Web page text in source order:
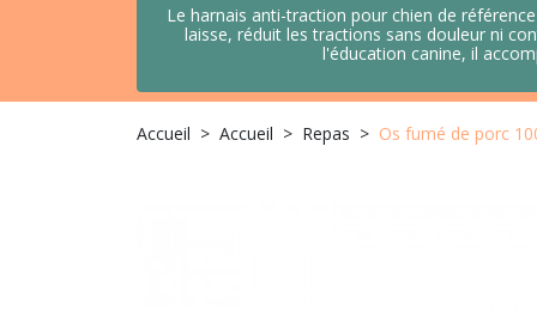
Le harnais anti-traction pour chien de
laisse, réduit les tractions sans douleur ni
l'éducation canine, il
Accueil Accueil Repas Os fumé de porc